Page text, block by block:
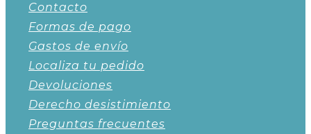
Contacto
Formas de pago
Gastos de envío
Localiza tu pedido
Devoluciones
Derecho desistimiento
Preguntas frecuentes